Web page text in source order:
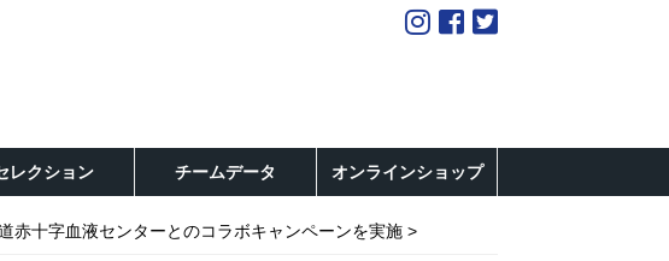
レクション チームデータ オンラインショップ
赤十字血液センターとのコラボキャンペーンを実施